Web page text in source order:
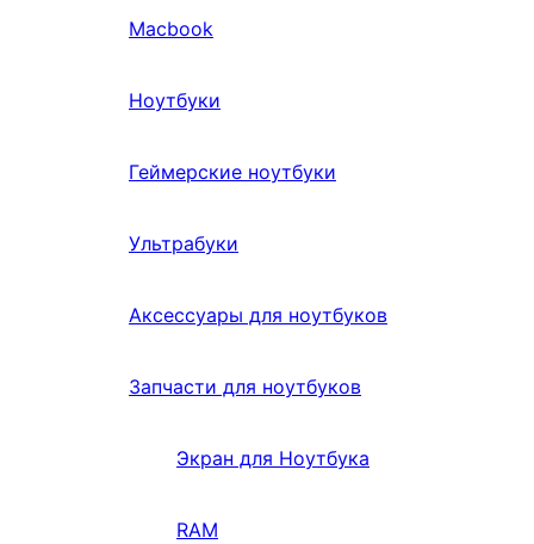
Macbook
Ноутбуки
Геймерские ноутбуки
Ультрабуки
Аксессуары для ноутбуков
Запчасти для ноутбуков
Экран для Ноутбука
RAM